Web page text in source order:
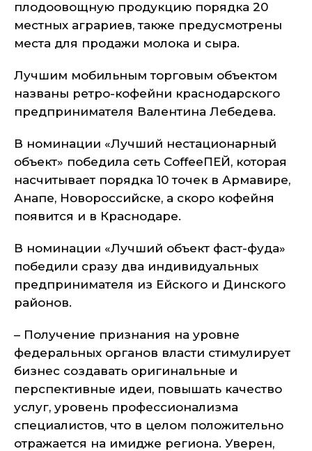
плодоовощную продукцию порядка 20
местных аграриев, также предусмотрены
места для продажи молока и сыра.
Лучшим мобильным торговым объектом
названы ретро-кофейни краснодарского
предпринимателя Валентина Лебедева.
В номинации «Лучший нестационарный
объект» победила сеть CoffeeПЕЙ, которая
насчитывает порядка 10 точек в Армавире,
Анапе, Новороссийске, а скоро кофейня
появится и в Краснодаре.
В номинации «Лучший объект фаст-фуда»
победили сразу два индивидуальных
предпринимателя из Ейского и Динского
районов.
– Получение признания на уровне
федеральных органов власти стимулирует
бизнес создавать оригинальные и
перспективные идеи, повышать качество
услуг, уровень профессионализма
специалистов, что в целом положительно
отражается на имидже региона. Уверен,